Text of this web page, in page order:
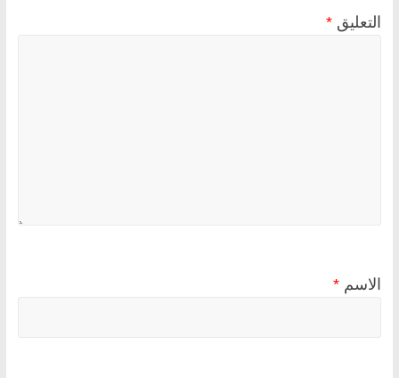
التعليق *
الاسم *